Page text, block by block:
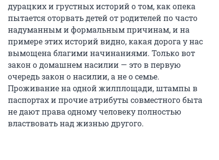
дурацких и грустных историй о том, как опека
пытается оторвать детей от родителей по часто
надуманным и формальным причинам, и на
примере этих историй видно, какая дорога у нас
вымощена благими начинаниями. Только вот
закон о домашнем насилии — это в первую
очередь закон о насилии, а не о семье.
Проживание на одной жилплощади, штампы в
паспортах и прочие атрибуты совместного быта
не дают права одному человеку полностью
властвовать над жизнью другого.